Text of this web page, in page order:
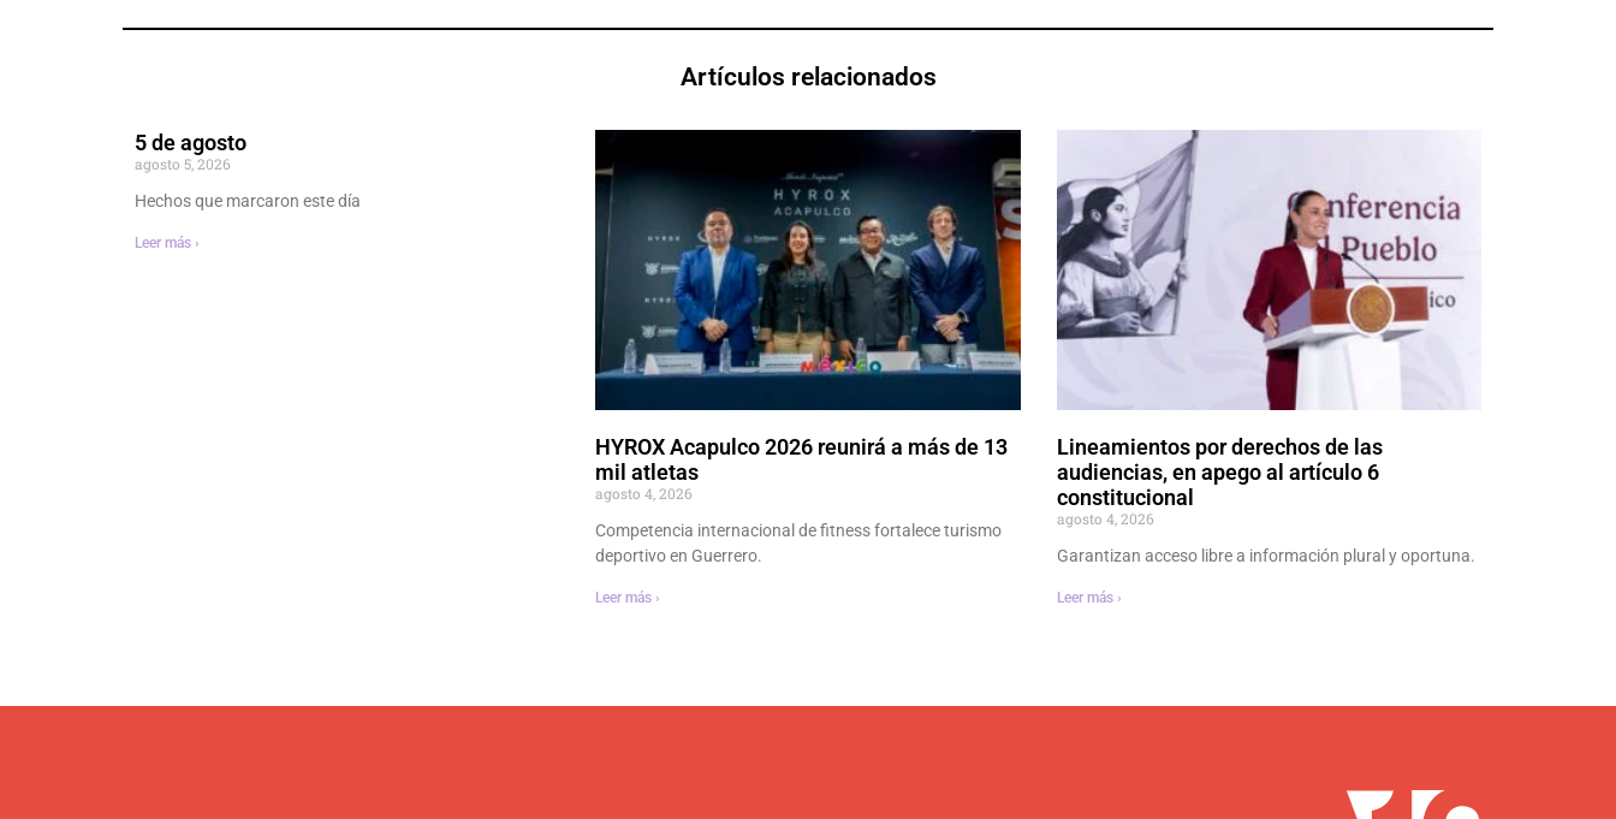
Artículos relacionados
5 de agosto
agosto 5, 2026
Hechos que marcaron este día
Leer más ›
HYROX Acapulco 2026 reunirá a más de 13
mil atletas
agosto 4, 2026
Competencia internacional de fitness fortalece turismo
deportivo en Guerrero.
Leer más ›
Lineamientos por derechos de las
audiencias, en apego al artículo 6
constitucional
agosto 4, 2026
Garantizan acceso libre a información plural y oportuna.
Leer más ›